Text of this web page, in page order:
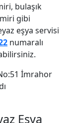
bulaşık
gibi
eşya servisi
numaralı
İmrahor
Eşya